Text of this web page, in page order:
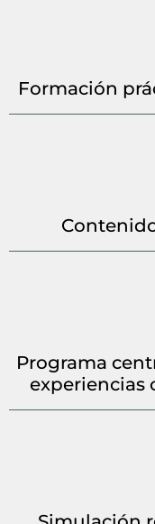
Formación
Programa
experiencias